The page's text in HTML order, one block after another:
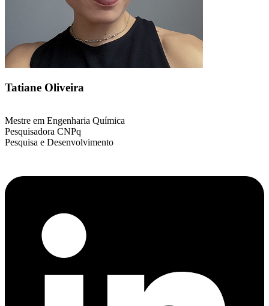
Tatiane Oliveira
Mestre em Engenharia Química
Pesquisadora CNPq
Pesquisa e Desenvolvimento